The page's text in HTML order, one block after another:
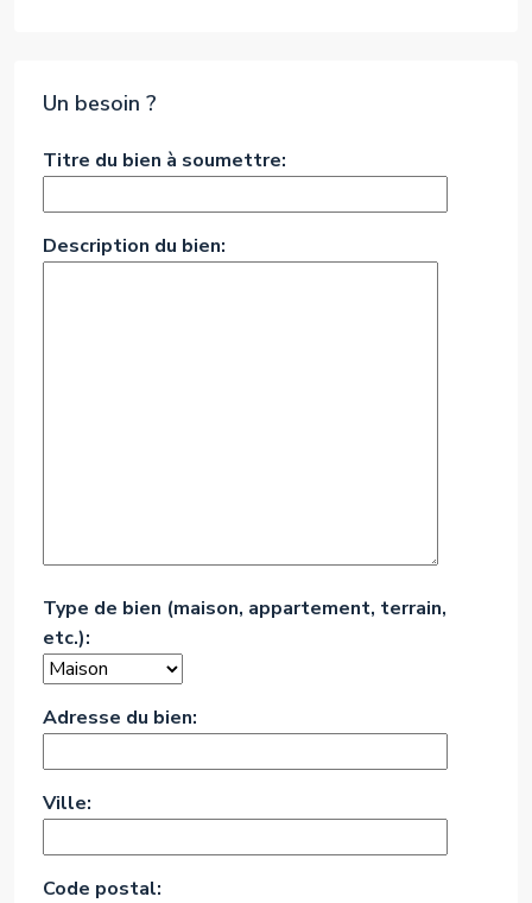
Un besoin ?
Titre du bien à soumettre:
Description du bien:
Type de bien (maison, appartement, terrain,
etc.):
Adresse du bien:
Ville:
Code postal: